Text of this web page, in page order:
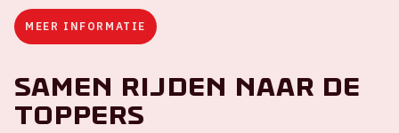
MEER INFORMATIE
Samen rijden naar de
Toppers